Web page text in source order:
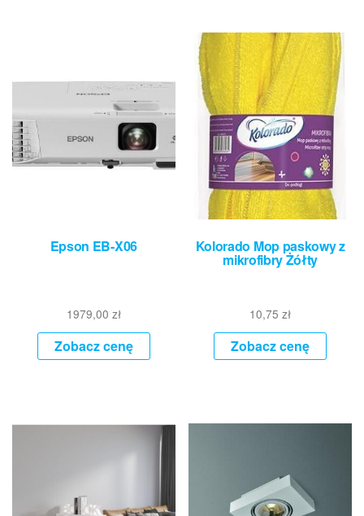
Epson EB-X06
1979,00 zł
Zobacz cenę
Kolorado Mop paskowy z
mikrofibry Żółty
10,75zł
Zobacz cenę